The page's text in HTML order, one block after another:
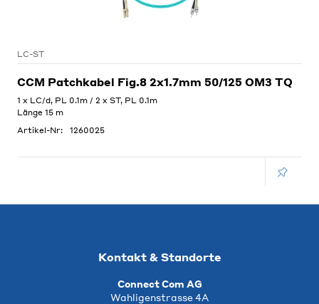
LC-ST
CCM Patchkabel Fig.8 2x1.7mm 50/125 OM3 TQ
1 x LC/d, PL 0.1m / 2 x ST, PL 0.1m
Länge 15 m
Artikel-Nr:
1260025
Kontakt & Standorte
Connect Com AG
Wahligenstrasse 4A